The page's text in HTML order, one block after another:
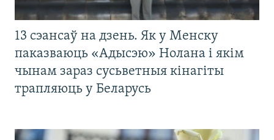
13 сэансаў на дзень. Як у Менску
паказваюць «Адысэю» Нолана і якім
чынам зараз сусьветныя кінагіты
трапляюць у Беларусь